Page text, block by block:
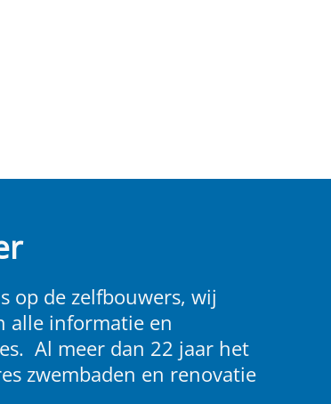
op de zelfbouwers, wij
alle informatie en
Al meer dan 22 jaar het
zwembaden en renovatie